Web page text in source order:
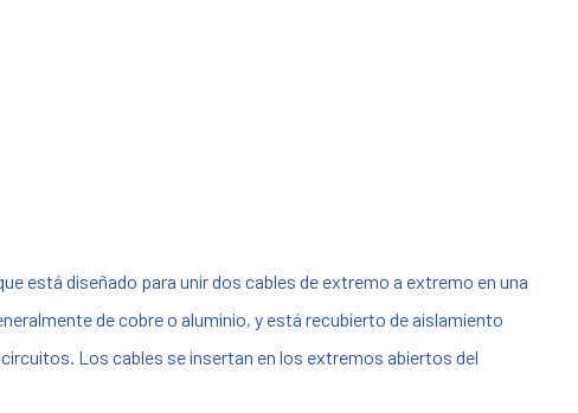
está diseñado para unir dos cables de extremo a extremo en una
de cobre o aluminio, y está recubierto de aislamiento
Los cables se insertan en los extremos abiertos del